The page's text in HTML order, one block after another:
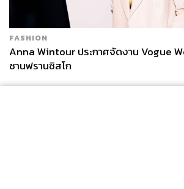
FASHION
Anna Wintour ประกาศจัดงาน Vogue
ซานฟรานซิสโก